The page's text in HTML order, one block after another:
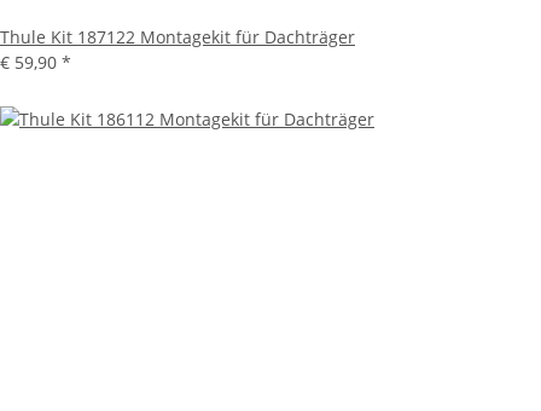
Thule Kit 187122 Montagekit für Dachträger
€ 59,90 *